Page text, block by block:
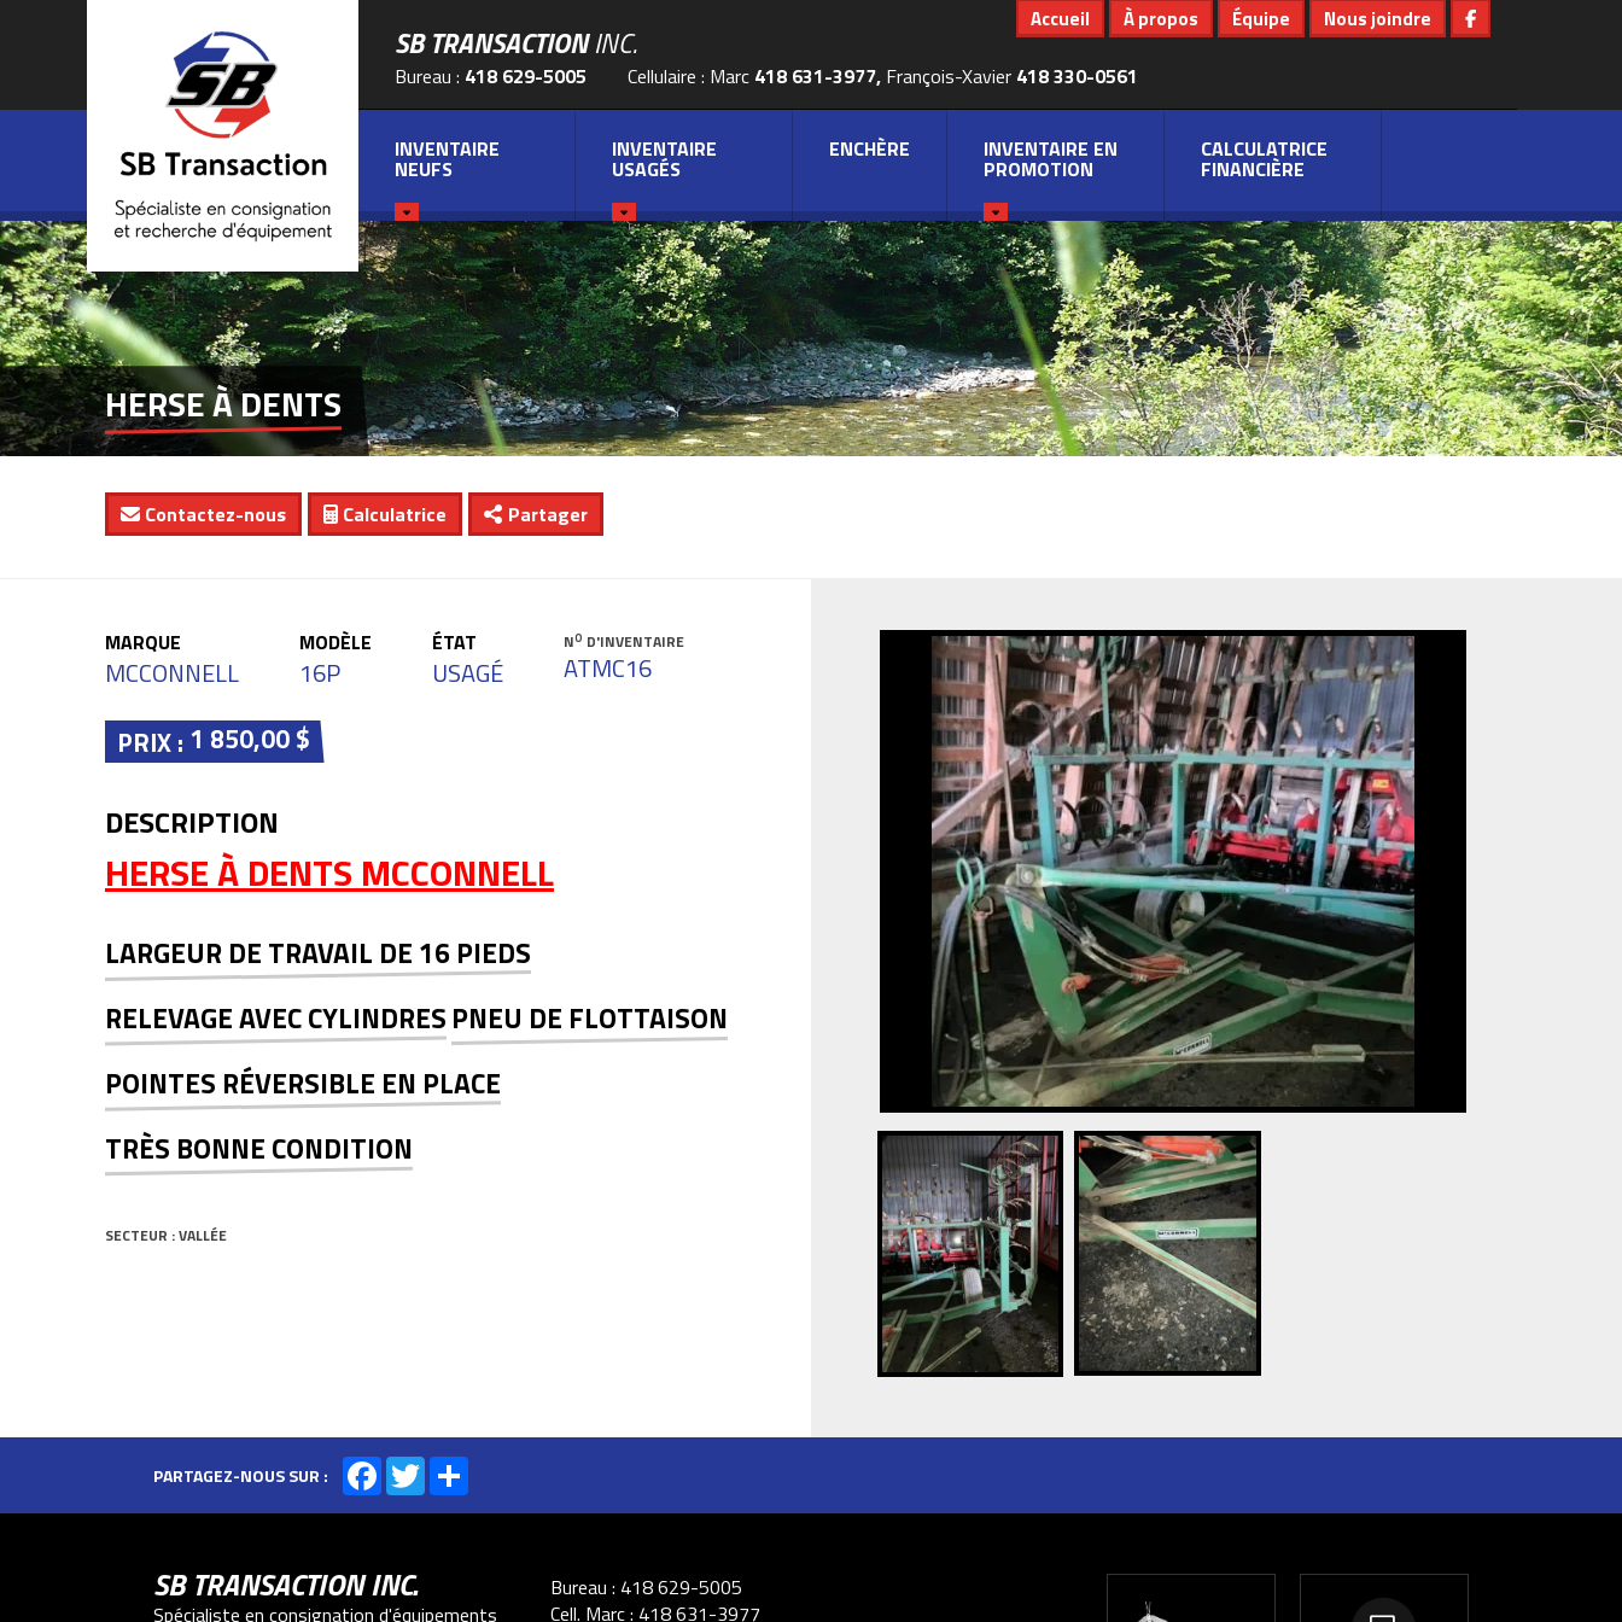
SB TRANSACTIONINC.
Bureau : 418 629-5005 Cellulaire : Marc 418 631-3977, François-Xavier 418 330-0561
Accueil À propos Équipe Nous joindre
INVENTAIRE
NEUFS
INVENTAIRE
USAGÉS
ENCHÈRE INVENTAIRE EN
PROMOTION
CALCULATRICE
FINANCIÈRE
HERSE À DENTS
Contactez-nous Calculatrice Partager
MARQUE
MCCONNELL
MODÈLE
16P
ÉTAT
USAGÉ
NO D'INVENTAIRE
ATMC16
PRIX : 1 850,00 $
DESCRIPTION
HERSE À DENTS MCCONNELL
LARGEUR DE TRAVAIL DE 16 PIEDS
RELEVAGE AVEC CYLINDRES PNEU DE FLOTTAISON
POINTES RÉVERSIBLE EN PLACE
TRÈS BONNE CONDITION
SECTEUR : VALLÉE
PARTAGEZ-NOUS SUR : Facebook
Twitter
SB TRANSACTION INC.
Spécialiste en consignation d'équipements
Bureau : 418 629-5005
Cell. Marc : 418 631-3977